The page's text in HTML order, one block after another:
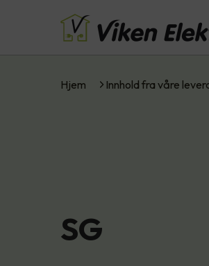
Hjem Innhold fra våre
SG